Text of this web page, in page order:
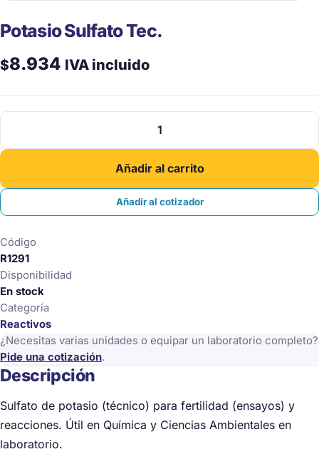
Potasio Sulfato Tec.
$8.934 IVA incluido
Potasio
Tec.
Añadir al carrito
Añadir al cotizador
Código
R1291
Disponibilidad
En stock
Categoría
Reactivos
¿Necesitas varias unidades o equipar un laboratorio completo?
Pide una cotización.
Descripción
Sulfato de potasio (técnico) para fertilidad (ensayos) y
reacciones. Útil en Química y Ciencias Ambientales en
laboratorio.